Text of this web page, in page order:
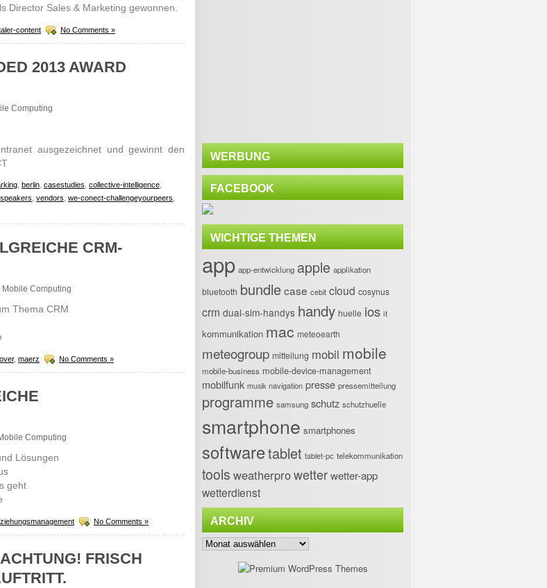
Director Sales & Marketing gewonnen.
content No Comments »
2013 AWARD
Computing
ausgezeichnet und gewinnt den
berlin casestudies collective-intelligence
speakers vendors we-conect-challengeyourpeers
CRM-
Computing
Thema CRM
, maerz No Comments »
Computing
Lösungen
geht
No Comments »
FRISCH
WERBUNG
FACEBOOK
WICHTIGE THEMEN
app app-entwicklung apple applikation
bluetooth bundlecase cebit cloud cosynus
crm dual-sim-handys handy huelle ios it
kommunikation mac meteoearth
meteogroup mitteilung mobil mobile
mobile-business mobile-device-management
mobilfunk musik navigation presse pressemitteilung
programme samsung schutz schutzhuelle
smartphone smartphones
softwaretablet tablet-pc telekommunikation
tools weatherprowetterwetter-app
wetterdienst
ARCHIV
Archiv